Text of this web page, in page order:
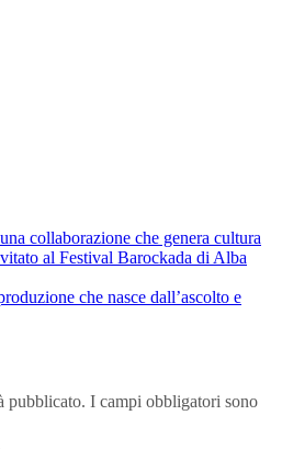
collaborazione che genera cultura
al Festival Barockada di Alba
che nasce dall’ascolto e
pubblicato. I campi obbligatori sono